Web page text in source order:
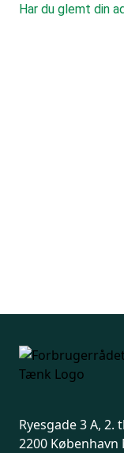
Har du glemt din
Ryesgade 3 A, 2.
2200 København